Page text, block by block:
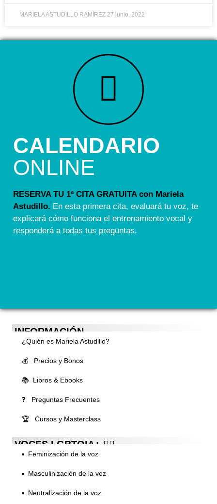
MARIELA ASTUDILLO RAMÍREZ 27 junio, 2022
CALENDARIO
ONLINE
RESERVA TU 1ª CITA GRATUITA con Mariela
Astudillo. En esta primera cita, evaluará tu voz, te
explicará cómo funciona el entrenamiento vocal y
responderá a todas tus preguntas.
INFORMACIÓN
¿Quién es Mariela Astudillo?
💰 Precios y Bonos
📚 Libros & Ebooks
❓ Preguntas Frecuentes
🏆 Cursos y Masterclass
VOCES LGBTQIA+ 🏳️‍🌈
▪️ Feminización de la voz
▪️ Masculinización de la voz
▪️ Neutralización de la voz